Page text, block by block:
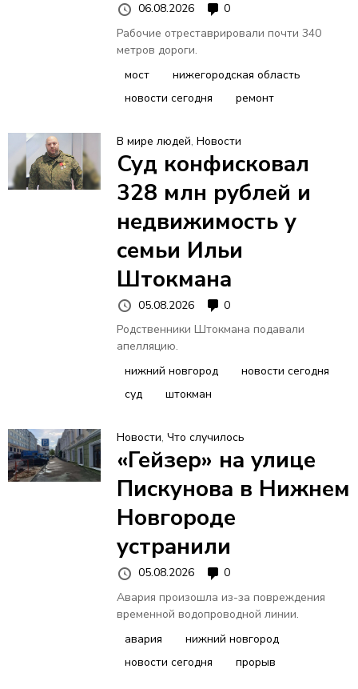
06.08.2026
0
Рабочие отреставрировали почти 340
метров дороги.
мост
нижегородская область
новости сегодня
ремонт
В мире людей, Новости
Суд конфисковал
328 млн рублей и
недвижимость у
семьи Ильи
Штокмана
05.08.2026
0
Родственники Штокмана подавали
апелляцию.
нижний новгород
новости сегодня
суд
штокман
Новости, Что случилось
«Гейзер» на улице
Пискунова в Нижнем
Новгороде
устранили
05.08.2026
0
Авария произошла из-за повреждения
временной водопроводной линии.
авария
нижний новгород
новости сегодня
прорыв